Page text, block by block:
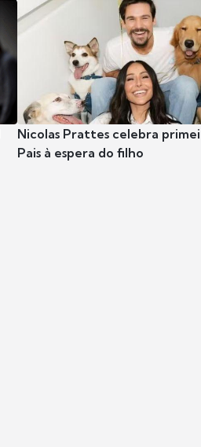
Nicolas Prattes celebra
Pais à espera do filho